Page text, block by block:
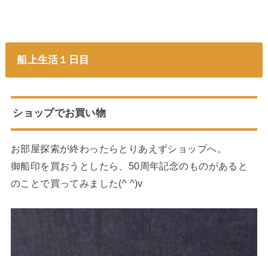
船上生活１日目
ショップでお買い物
お部屋探索が終わったらとりあえずショップへ。
御船印を買おうとしたら、50周年記念のものがあると
のことで買ってみました(^ ^)v